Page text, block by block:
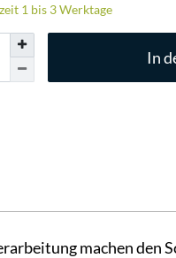
1 bis 3 Werktage
In
machen den